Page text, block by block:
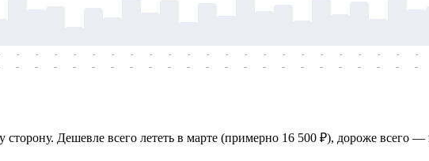
-
-
-
-
-
-
-
-
-
-
-
-
-
-
-
-
-
-
-
-
-
-
-
-
-
-
-
-
-
-
-
-
-
-
-
-
-
-
-
-
-
-
-
-
Дешевле всего лететь в марте (примерно 16 500 ₽), дороже всего —